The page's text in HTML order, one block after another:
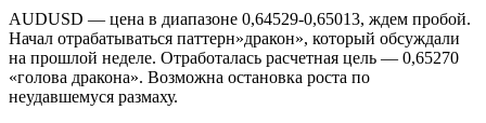
AUDUSD — цена в диапазоне 0,64529-0,65013, ждем пробой.
Начал отрабатываться паттерн»дракон», который обсуждали
на прошлой неделе. Отработалась расчетная цель — 0,65270
«голова дракона». Возможна остановка роста по
неудавшемуся размаху.